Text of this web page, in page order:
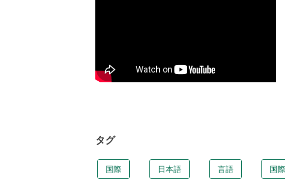
タグ
国際 日本語 言語 国